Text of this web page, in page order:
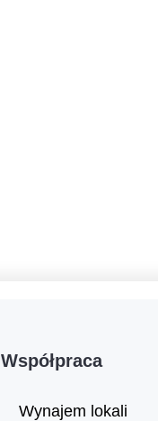
Współpraca
Wynajem lokali